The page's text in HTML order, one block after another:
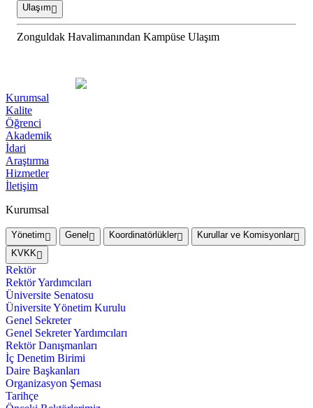
Ulaşım
Zonguldak Havalimanından Kampüse Ulaşım
Kurumsal
Kalite
Öğrenci
Akademik
İdari
Araştırma
Hizmetler
İletişim
Kurumsal
Yönetim Genel Koordinatörlükler
Kurullar ve Komisyonlar
KVKK
Rektör
Rektör Yardımcıları
Üniversite Senatosu
Üniversite Yönetim Kurulu
Genel Sekreter
Genel Sekreter Yardımcıları
Rektör Danışmanları
İç Denetim Birimi
Daire Başkanları
Organizasyon Şeması
Tarihçe